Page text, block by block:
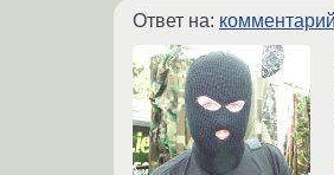
Ответ на: комментарий